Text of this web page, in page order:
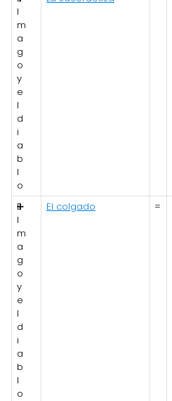
l
m
a
g
o
y
e
l
d
i
a
b
l
o
E
l
m
a
g
o
y
e
l
d
i
a
b
l
o
➕ El colgado =